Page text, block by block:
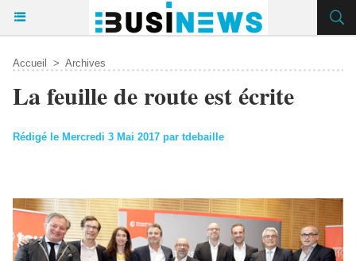
Accueil > Archives
La feuille de route est écrite
Rédigé le Mercredi 3 Mai 2017 par tdebaille